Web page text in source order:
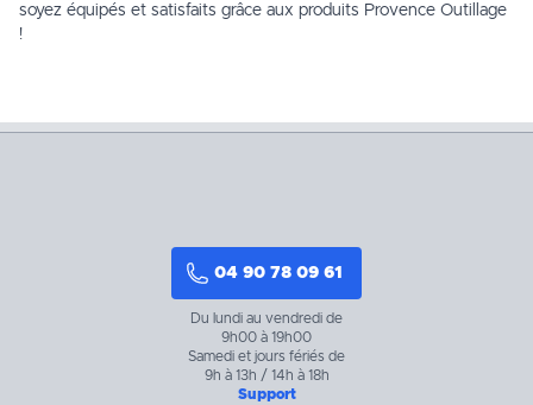
soyez équipés et satisfaits grâce aux produits Provence Outillage
!
04 90 78 09 61
Du lundi au vendredi de
9h00 à 19h00
Samedi et jours fériés de
9h à 13h / 14h à 18h
Support